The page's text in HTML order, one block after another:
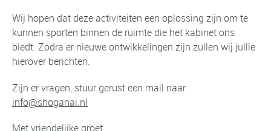
Wij hopen dat deze activiteiten een oplossing zijn om te
kunnen sporten binnen de ruimte die het kabinet ons
biedt. Zodra er nieuwe ontwikkelingen zijn zullen wij jullie
hierover berichten.
Zijn er vragen, stuur gerust een mail naar
info@shoganai.nl
Met vriendelijke groet,